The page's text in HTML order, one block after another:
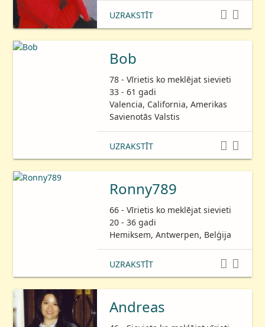
UZRAKSTĪT  
Bob
78 - Vīrietis ko meklējat sievieti
33 - 61 gadi
Valencia, California, Amerikas
Savienotās Valstis
UZRAKSTĪT  
Ronny789
66 - Vīrietis ko meklējat sievieti
20 - 36 gadi
Hemiksem, Antwerpen, Belģija
UZRAKSTĪT  
Andreas